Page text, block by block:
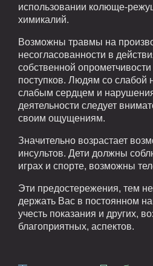
использовании колюще-
химикалий.
Возможны травмы на
несогласованности в
собственной
поступков. Людям со слабой
слабым сердцем и
деятельности следует
своим ощущениям.
Значительно возрастает
инсультов. Дети должны
играх и спорте, возможны
Эти предостережения, тем
держать Вас в постоянном
учесть показания и других,
благоприятных, аспектов.